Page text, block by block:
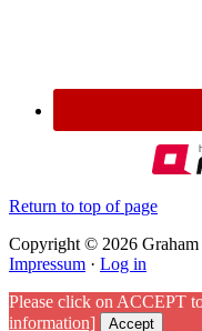
Return to top of page
Copyright © 2026 Graham
Impressum · Log in
Please click on ACCEPT
information]
Accept